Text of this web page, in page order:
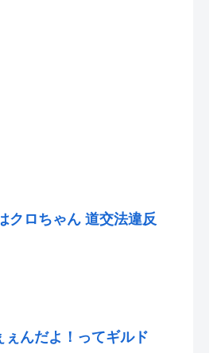
クロちゃん 道交法違反
んだよ！ってギルド